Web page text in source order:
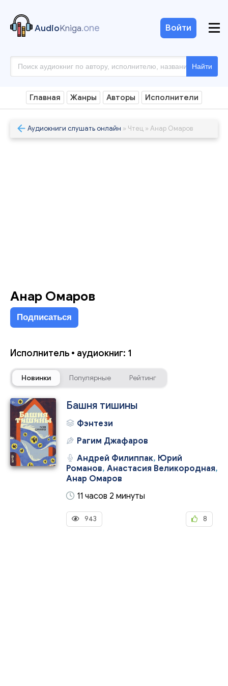
AudioKniga.one
Найти
Войти
Главная Жанры Авторы Исполнители
Аудиокниги слушать онлайн » Чтец » Анар Омаров
Анар Омаров
Подписаться
Исполнитель • аудиокниг: 1
Новинки Популярные Рейтинг
Башня тишины
Фэнтези
Рагим Джафаров
Андрей Филиппак, Юрий
Романов, Анастасия Великородная,
Анар Омаров
11 часов 2 минуты
943 8